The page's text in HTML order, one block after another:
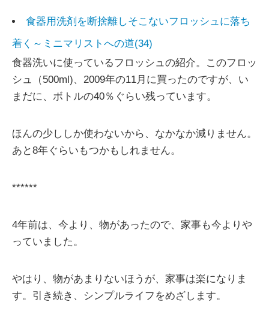
食器用洗剤を断捨離しそこないフロッシュに落ち
着く～ミニマリストへの道(34)
食器洗いに使っているフロッシュの紹介。このフロッ
シュ（500ml)、2009年の11月に買ったのですが、い
まだに、ボトルの40％ぐらい残っています。
ほんの少ししか使わないから、なかなか減りません。
あと8年ぐらいもつかもしれません。
******
4年前は、今より、物があったので、家事も今よりや
っていました。
やはり、物があまりないほうが、家事は楽になりま
す。引き続き、シンプルライフをめざします。